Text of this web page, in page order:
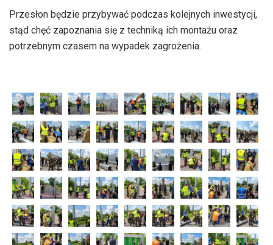
Przesłon będzie przybywać podczas kolejnych inwestycji,
stąd chęć zapoznania się z techniką ich montażu oraz
potrzebnym czasem na wypadek zagrożenia.